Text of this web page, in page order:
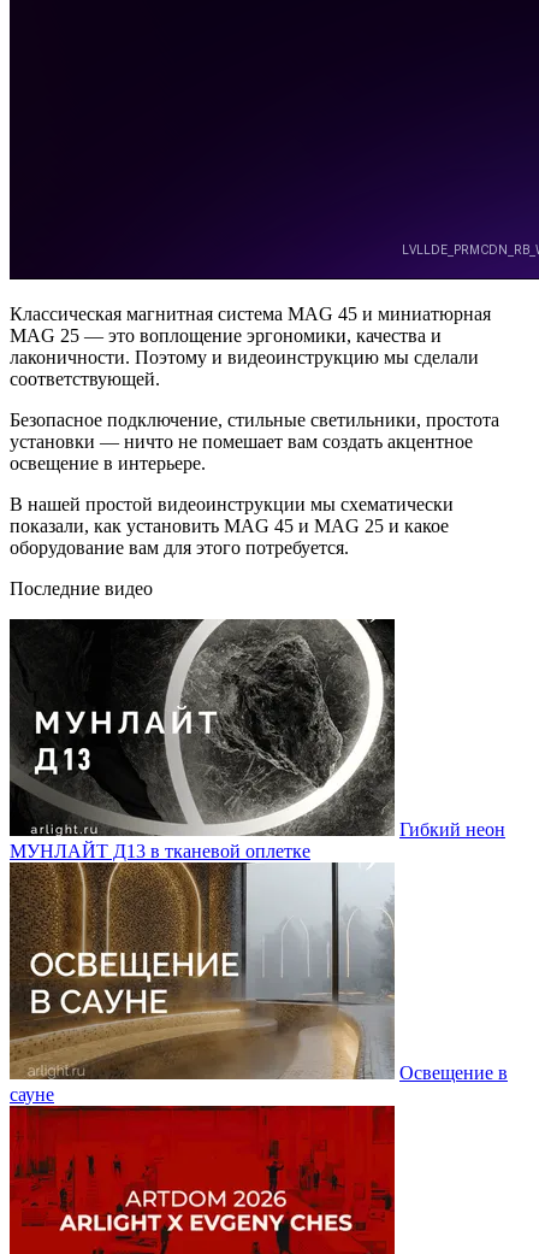
Классическая магнитная система MAG 45 и миниатюрная
MAG 25 — это воплощение эргономики, качества и
лаконичности. Поэтому и видеоинструкцию мы сделали
соответствующей.
Безопасное подключение, стильные светильники, простота
установки — ничто не помешает вам создать акцентное
освещение в интерьере.
В нашей простой видеоинструкции мы схематически
показали, как установить MAG 45 и MAG 25 и какое
оборудование вам для этого потребуется.
Последние видео
Гибкий неон
МУНЛАЙТ Д13 в тканевой оплетке
Освещение в
сауне